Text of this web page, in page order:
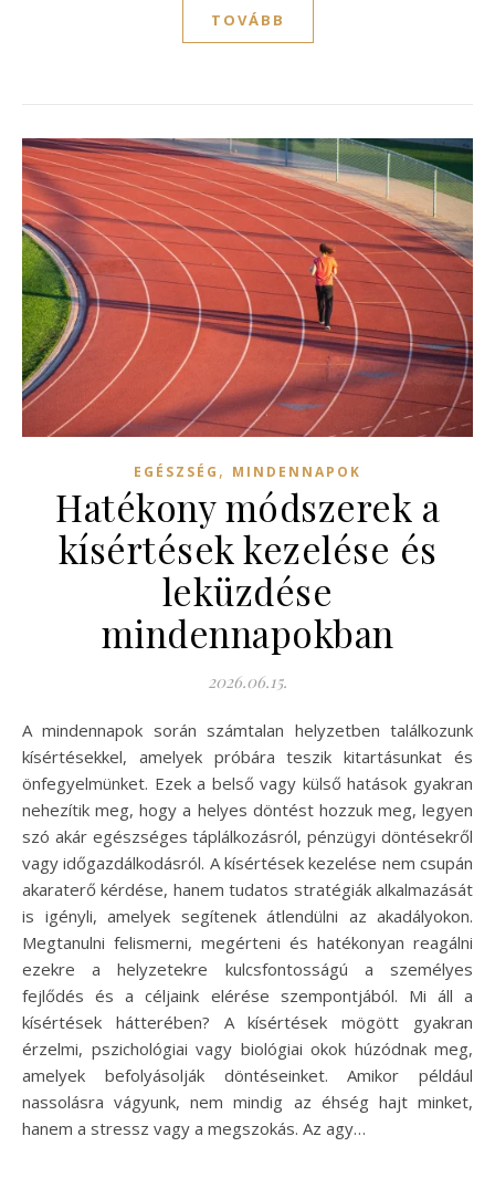
TOVÁBB
EGÉSZSÉG , MINDENNAPOK
Hatékony módszerek a
kísértések kezelése és
leküzdése
mindennapokban
2026.06.15.
A mindennapok során számtalan helyzetben találkozunk
kísértésekkel, amelyek próbára teszik kitartásunkat és
önfegyelmünket. Ezek a belső vagy külső hatások gyakran
nehezítik meg, hogy a helyes döntést hozzuk meg, legyen
szó akár egészséges táplálkozásról, pénzügyi döntésekről
vagy időgazdálkodásról. A kísértések kezelése nem csupán
akaraterő kérdése, hanem tudatos stratégiák alkalmazását
is igényli, amelyek segítenek átlendülni az akadályokon.
Megtanulni felismerni, megérteni és hatékonyan reagálni
ezekre a helyzetekre kulcsfontosságú a személyes
fejlődés és a céljaink elérése szempontjából. Mi áll a
kísértések hátterében? A kísértések mögött gyakran
érzelmi, pszichológiai vagy biológiai okok húzódnak meg,
amelyek befolyásolják döntéseinket. Amikor például
nassolásra vágyunk, nem mindig az éhség hajt minket,
hanem a stressz vagy a megszokás. Az agy…